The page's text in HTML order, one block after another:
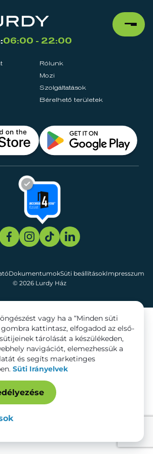
06:00 - 22:00
Rólunk
Mozi
Szolgáltatások
Bérelhető területek
© 2026 Lurdy Ház
DokumentumokSüti beállításokImpresszum
vagy ha a “Minden süti
gombra kattintasz, elfogadod az első-
tárolását a készülékeden,
navigációt, elemezhessük a
és segíts marketinges
Süti Irányelvek